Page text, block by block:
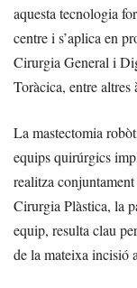
aquesta tecnologia
centre i s’aplica en
Cirurgia General i
Toràcica, entre altres
La mastectomia
equips quirúrgics
realitza
Cirurgia Plàstica, la
equip, resulta clau
de la mateixa incisió